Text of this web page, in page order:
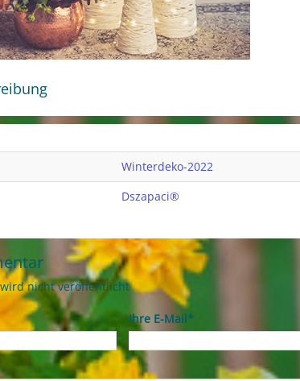
Winterdeko-2022
Dszapaci®
nicht veröffentlicht
Ihre E-Mail*